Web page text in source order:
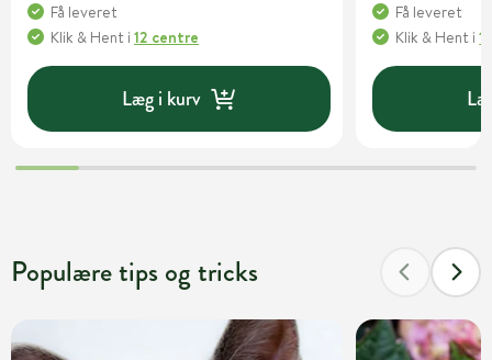
Få leveret
Klik & Hent i 12 centre
Læg i kurv
Få leveret
Klik & Hent i
Populære tips og tricks